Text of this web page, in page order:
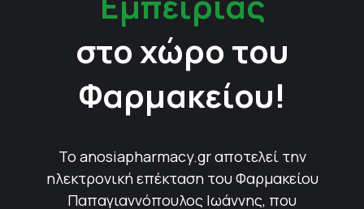
στο χώρο του
Φαρμακείου!
Το anosiapharmacy.gr αποτελεί την
ηλεκτρονική επέκταση του Φαρμακείου
Παπαγιαννόπουλος Ιωάννης, που